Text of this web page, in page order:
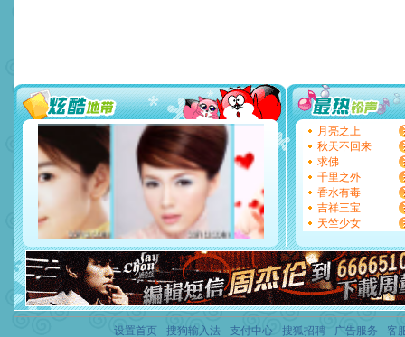
能正大光明地骚扰你,告诉
天都要快乐噢!
[圣诞节]
奉上一颗祝福的
如意,快乐,鲜花,一切美好
[元旦]
看到你我会触电；
断电。爱你是我职业，想
你是我专业！水晶之恋祝你
[元旦]
如果上天让我许三
起；二是再生再世和你在
离。水晶之恋祝你新年快乐
[元旦]当我狠下心扭头离去
泣，这痛楚让我明白我多
卖了。水晶之恋祝你新年快
[春节]风柔雨润好月圆，半
颜！冬去春来似水如烟，
道一声平安！新年吉祥万事
月亮之上
秋天不回来
求佛
千里之外
香水有毒
吉祥三宝
天竺少女
设置首页 - 搜狗输入法 - 支付中心- 搜狐招聘- 广告服务 - 客